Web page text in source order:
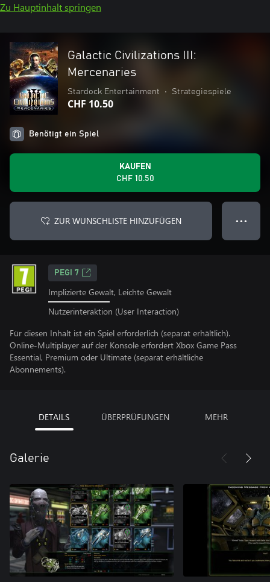
Zu Hauptinhalt springen
Galactic Civilizations III:
Mercenaries
Stardock Entertainment • Strategiespiele
CHF 10.50
Benötigt ein Spiel
KAUFEN
CHF 10.50
ZUR WUNSCHLISTE HINZUFÜGEN ● ● ●
PEGI 7
Implizierte Gewalt, Leichte Gewalt
Nutzerinteraktion (User Interaction)
Für diesen Inhalt ist ein Spiel erforderlich (separat erhältlich).
Online-Multiplayer auf der Konsole erfordert Xbox Game Pass
Essential, Premium oder Ultimate (separat erhältliche
Abonnements).
DETAILS ÜBERPRÜFUNGEN MEHR
Galerie